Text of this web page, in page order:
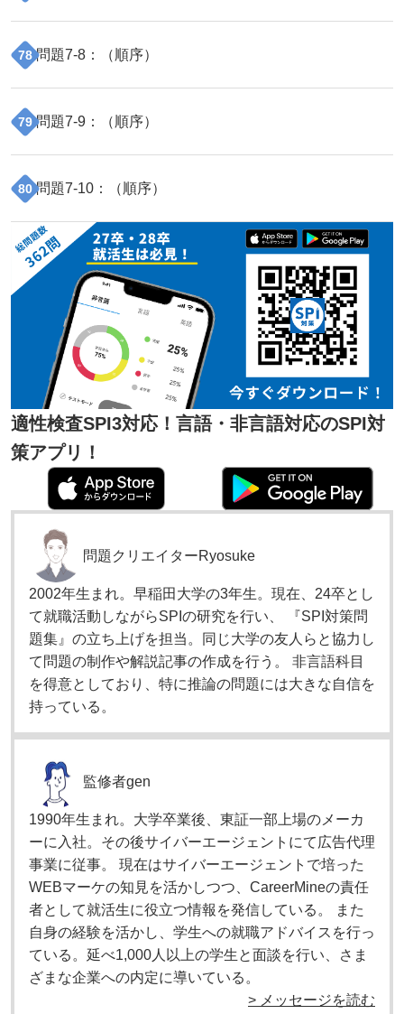
78 問題7-8 ：（順序）
79 問題7-9 ：（順序）
80 問題7-10 ：（順序）
適性検査SPI3対応！言語・非言語対応のSPI対
策アプリ！
問題クリエイターRyosuke
2002年生まれ。早稲田大学の3年生。現在、24卒とし
て就職活動しながらSPIの研究を行い、 『SPI対策問
題集』の立ち上げを担当。同じ大学の友人らと協力し
て問題の制作や解説記事の作成を行う。 非言語科目
を得意としており、特に推論の問題には大きな自信を
持っている。
監修者gen
1990年生まれ。大学卒業後、東証一部上場のメーカ
ーに入社。その後サイバーエージェントにて広告代理
事業に従事。 現在はサイバーエージェントで培った
WEBマーケの知見を活かしつつ、CareerMineの責任
者として就活生に役立つ情報を発信している。 また
自身の経験を活かし、学生への就職アドバイスを行っ
ている。延べ1,000人以上の学生と面談を行い、さま
ざまな企業への内定に導いている。
> メッセージを読む